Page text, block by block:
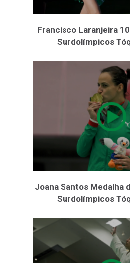
Francisco Laranjeira
Surdolímpicos
Joana Santos Medalha
Surdolímpicos